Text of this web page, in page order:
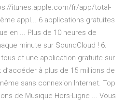
itunes.apple.com/fr/app/total-
appl... 6 applications gratuites
en ... Plus de 10 heures de
minute sur SoundCloud ! 6.
et une application gratuite sur
à plus de 15 millions de
sans connexion Internet. Top
de Musique Hors-Ligne ... Vous